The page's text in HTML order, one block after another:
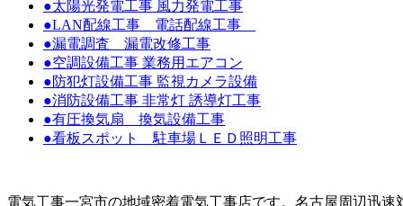
●太陽光発電工事 風力発電工事
●LAN配線工事 電話配線工事
●漏電調査 漏電改修工事
●空調設備工事 業務用エアコン
●防犯灯設備工事 監視カメラ設備
●消防設備工事 非常灯 誘導灯工事
●有圧換気扇 換気設備工事
●看板スポット 駐車場ＬＥＤ照明工事
電気工事一宮市の地域密着電気工事店です。名古屋周辺迅速